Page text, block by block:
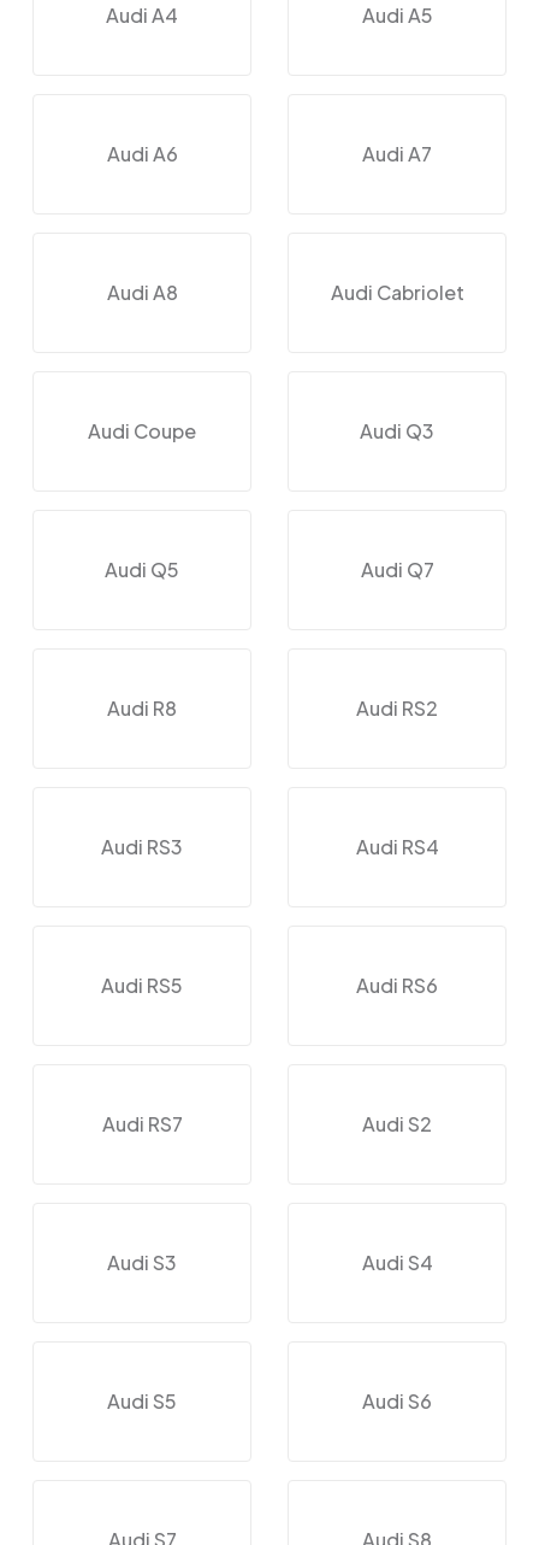
Audi A4 Audi A5
Audi A6 Audi A7
Audi A8 Audi Cabriolet
Audi Coupe Audi Q3
Audi Q5 Audi Q7
Audi R8 Audi RS2
Audi RS3 Audi RS4
Audi RS5 Audi RS6
Audi RS7 Audi S2
Audi S3 Audi S4
Audi S5 Audi S6
Audi S7 Audi S8